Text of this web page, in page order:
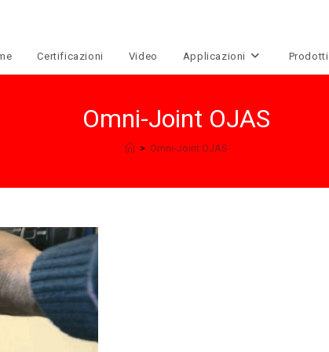
Certificazioni Video Applicazioni Prodotti
Omni-Joint OJAS
> Omni-Joint OJAS